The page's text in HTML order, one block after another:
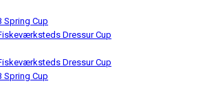
Spring Cup
Dressur Cup
Dressur Cup
Spring Cup